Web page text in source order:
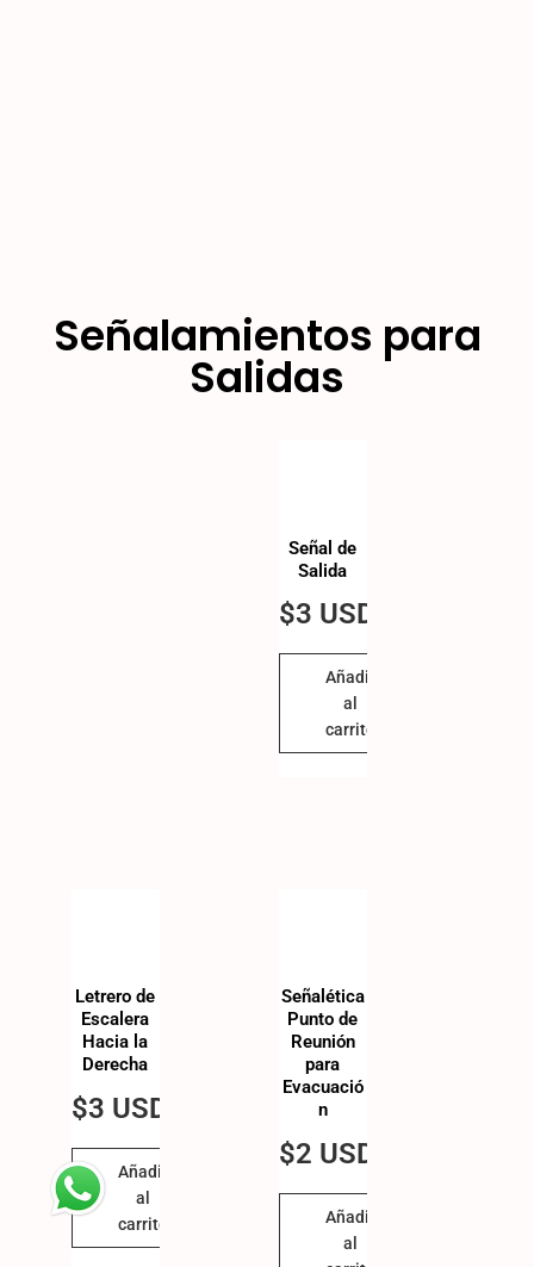
Señalamientos para
Salidas
Señal de
Salida
$3 USD
Añadir
al
carrito
Letrero de
Escalera
Hacia la
Derecha
$3 USD
Añadir
al
carrito
Señalética
Punto de
Reunión
para
Evacuació
n
$2 USD
Añadir
al